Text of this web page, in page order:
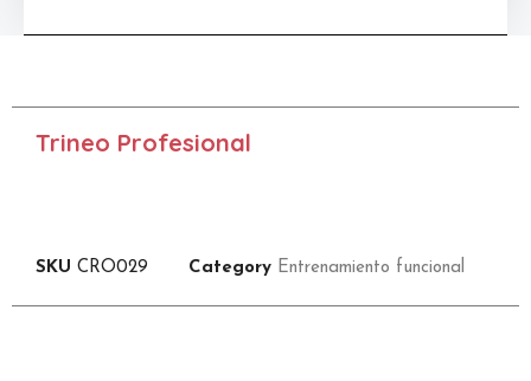
Trineo Profesional
SKU CRO029 Category Entrenamiento funcional